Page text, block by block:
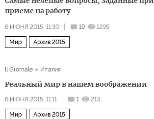
приеме на работу
6 ИЮНЯ 2015, 11:30 19 1295
Мир Архив 2015
Il Giornale Италия
Реальный мир в нашем воображении
6 ИЮНЯ 2015, 11:11 1 213
Мир Архив 2015